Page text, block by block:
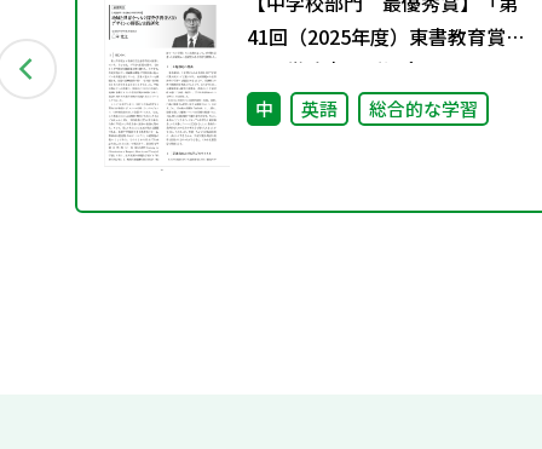
41回（2025年度）東書教育賞」
の入賞論文のご紹介
中 英語 総合的な学習